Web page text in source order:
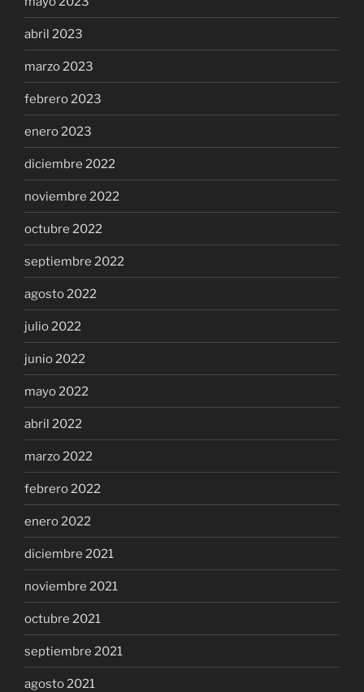
abril 2023
marzo 2023
febrero 2023
enero 2023
diciembre 2022
noviembre 2022
octubre 2022
septiembre 2022
agosto 2022
julio 2022
junio 2022
mayo 2022
abril 2022
marzo 2022
febrero 2022
enero 2022
diciembre 2021
noviembre 2021
octubre 2021
septiembre 2021
agosto 2021